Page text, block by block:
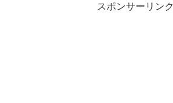
スポンサーリンク